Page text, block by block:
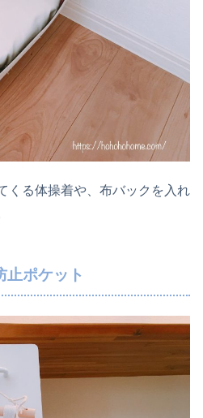
くる体操着や、布バックを入れ
止ポケット